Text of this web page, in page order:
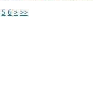
5 6 > >>